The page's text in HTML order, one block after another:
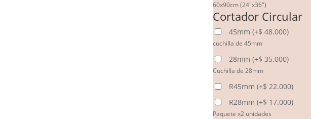
60x90cm (24"x36")
Cortador Circular
45mm (+$ 48.000)
cuchilla de 45mm
28mm (+$ 35.000)
Cuchilla de 28mm
R45mm (+$ 22.000)
R28mm (+$ 17.000)
Paquete x2 unidades